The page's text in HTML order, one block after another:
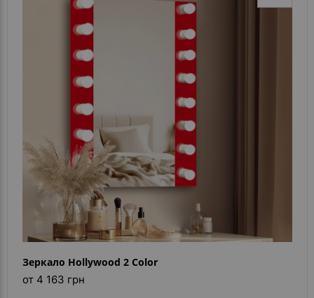
Зеркало Hollywood 2 Color
от 4 163 грн